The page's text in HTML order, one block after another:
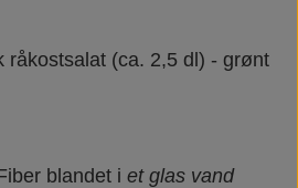
råkostsalat (ca. 2,5 dl) - grønt
blandet i et glas vand